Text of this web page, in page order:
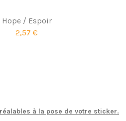
Hope / Espoir
2,57 €
à la pose de votre sticker.